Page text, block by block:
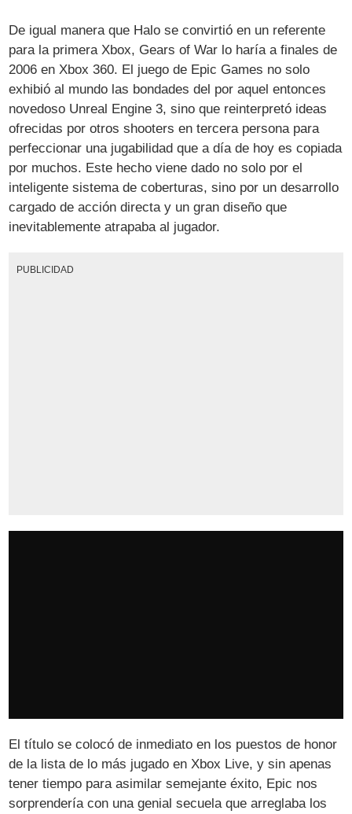
De igual manera que Halo se convirtió en un referente
para la primera Xbox, Gears of War lo haría a finales de
2006 en Xbox 360. El juego de Epic Games no solo
exhibió al mundo las bondades del por aquel entonces
novedoso Unreal Engine 3, sino que reinterpretó ideas
ofrecidas por otros shooters en tercera persona para
perfeccionar una jugabilidad que a día de hoy es copiada
por muchos. Este hecho viene dado no solo por el
inteligente sistema de coberturas, sino por un desarrollo
cargado de acción directa y un gran diseño que
inevitablemente atrapaba al jugador.
PUBLICIDAD
El título se colocó de inmediato en los puestos de honor
de la lista de lo más jugado en Xbox Live, y sin apenas
tener tiempo para asimilar semejante éxito, Epic nos
sorprendería con una genial secuela que arreglaba los